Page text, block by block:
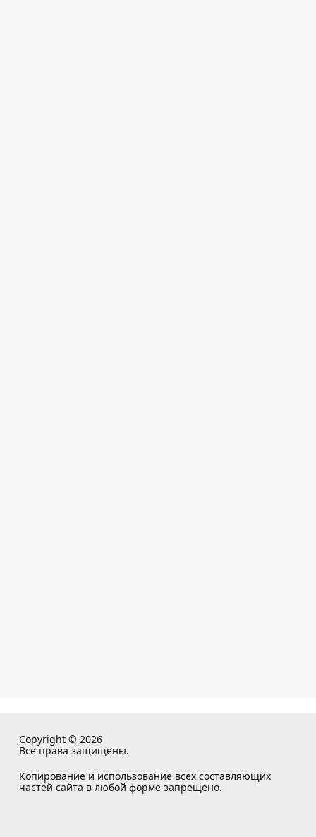
Copyright © 2026
Все права защищены.
Копирование и использование всех составляющих
частей сайта в любой форме запрещено.